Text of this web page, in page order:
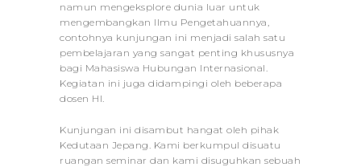
namun mengeksplore dunia luar untuk
mengembangkan Ilmu Pengetahuannya,
contohnya kunjungan ini menjadi salah satu
pembelajaran yang sangat penting khususnya
bagi Mahasiswa Hubungan Internasional.
Kegiatan ini juga didampingi oleh beberapa
dosen HI.
Kunjungan ini disambut hangat oleh pihak
Kedutaan Jepang. Kami berkumpul disuatu
ruangan seminar dan kami disuguhkan sebuah